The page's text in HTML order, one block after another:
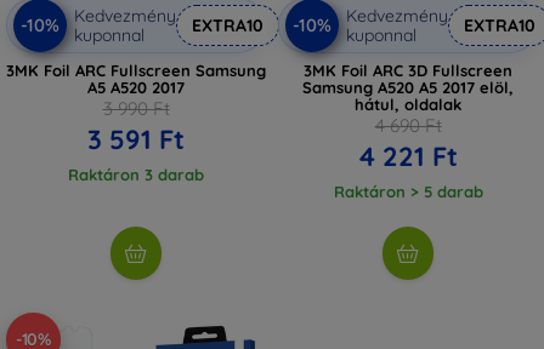
-10%
Kedvezmény
kuponnal
EXTRA10
3MK Foil ARC Fullscreen Samsung
A5 A520 2017
3 990 Ft
3 591 Ft
Raktáron 3 darab
-10%
Kedvezmény
kuponnal
EXTRA10
3MK Foil ARC 3D Fullscreen
Samsung A520 A5 2017 elöl,
hátul, oldalak
4 690 Ft
4 221 Ft
Raktáron > 5 darab
-10%